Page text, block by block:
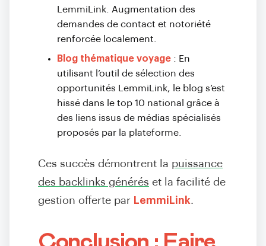
LemmiLink. Augmentation des
demandes de contact et notoriété
renforcée localement.
Blog thématique voyage : En
utilisant l’outil de sélection des
opportunités LemmiLink, le blog s’est
hissé dans le top 10 national grâce à
des liens issus de médias spécialisés
proposés par la plateforme.
Ces succès démontrent la puissance
des backlinks générés et la facilité de
gestion offerte par LemmiLink.